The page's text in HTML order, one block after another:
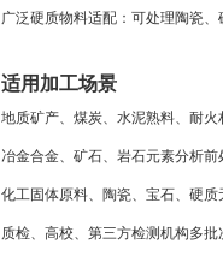
广泛硬质物料适配：可处理陶瓷
适用加工场景
地质矿产、煤炭、水泥熟料、耐
冶金合金、矿石、岩石元素分析前
化工固体原料、陶瓷、宝石、硬
质检、高校、第三方检测机构多